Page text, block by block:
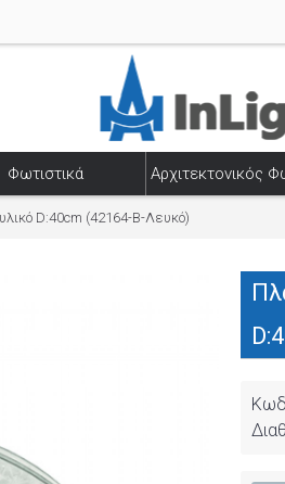
Φωτιστικά Αρχιτεκτονικός
D:40cm (42164-Β-Λευκό)